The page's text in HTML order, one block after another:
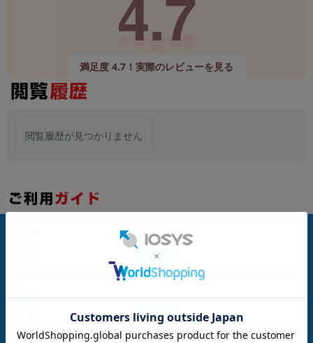
満足度 4.7！実際のレビューを見る
閲覧履歴が見つかりません
お支払い方法
年 月 まで